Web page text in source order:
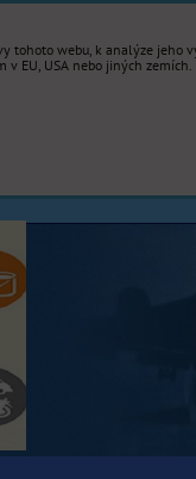
tohoto webu, k analýze
EU, USA nebo jiných